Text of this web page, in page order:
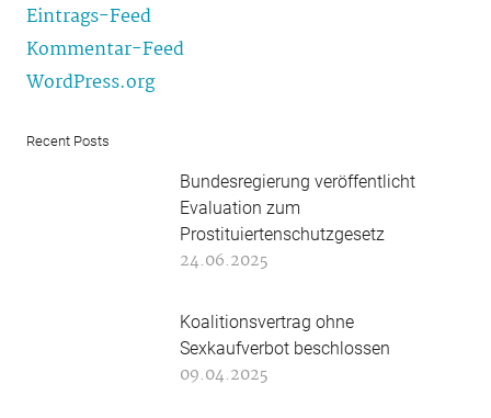
Eintrags-Feed
Kommentar-Feed
WordPress.org
Recent Posts
Bundesregierung veröffentlicht
Evaluation zum
Prostituiertenschutzgesetz
24.06.2025
Koalitionsvertrag ohne
Sexkaufverbot beschlossen
09.04.2025